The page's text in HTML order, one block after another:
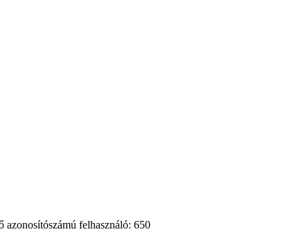
azonosítószámú felhasználó: 650